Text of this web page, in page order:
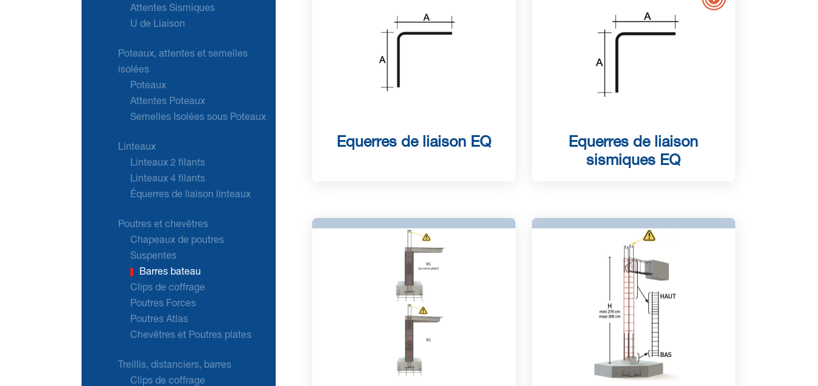
Attentes Sismiques
U de Liaison
Poteaux, attentes et semelles
isolées
Poteaux
Attentes Poteaux
Semelles Isolées sous Poteaux
Linteaux
Linteaux 2 filants
Linteaux 4 filants
Équerres de liaison linteaux
Poutres et chevêtres
Chapeaux de poutres
Suspentes
Barres bateau
Clips de coffrage
Poutres Forces
Poutres Atlas
Chevêtres et Poutres plates
Treillis, distanciers, barres
Clips de coffrage
Equerres de liaison EQ
Equerres de liaison
sismiques EQ